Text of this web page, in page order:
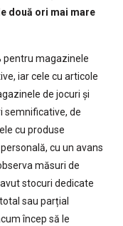
două ori mai mare
pentru magazinele
iar cele cu articole
de jocuri și
semnificative, de
cu produse
cu un avans
măsuri de
stocuri dedicate
sau parțial
încep să le